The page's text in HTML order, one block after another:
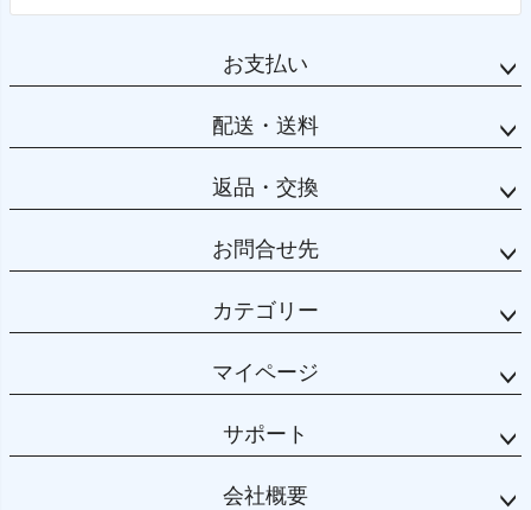
お支払い
配送・送料
返品・交換
お問合せ先
カテゴリー
マイページ
サポート
会社概要